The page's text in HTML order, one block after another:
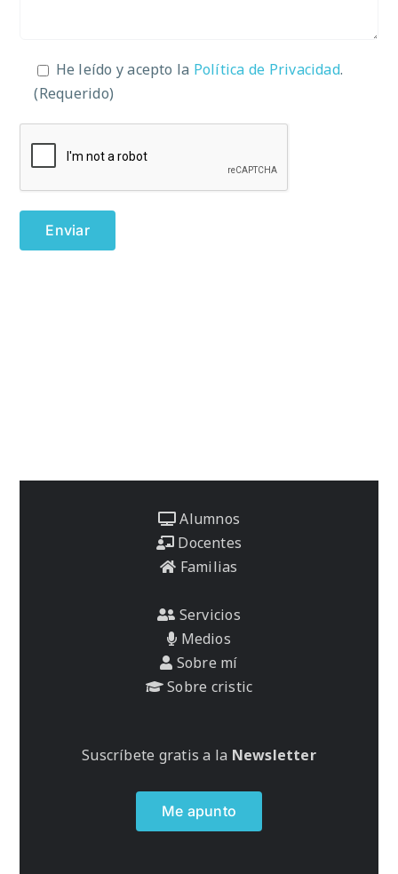
He leído y acepto la Política de Privacidad.
(Requerido)
Alumnos
Docentes
Familias
Servicios
Medios
Sobre mí
Sobre cristic
Suscríbete gratis a la Newsletter
Me apunto